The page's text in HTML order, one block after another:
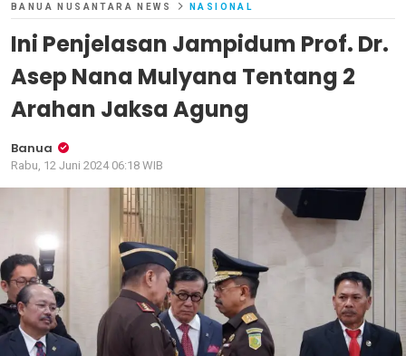
BANUA NUSANTARA NEWS NASIONAL
Ini Penjelasan Jampidum Prof. Dr.
Asep Nana Mulyana Tentang 2
Arahan Jaksa Agung
Banua
Rabu, 12 Juni 2024 06:18 WIB